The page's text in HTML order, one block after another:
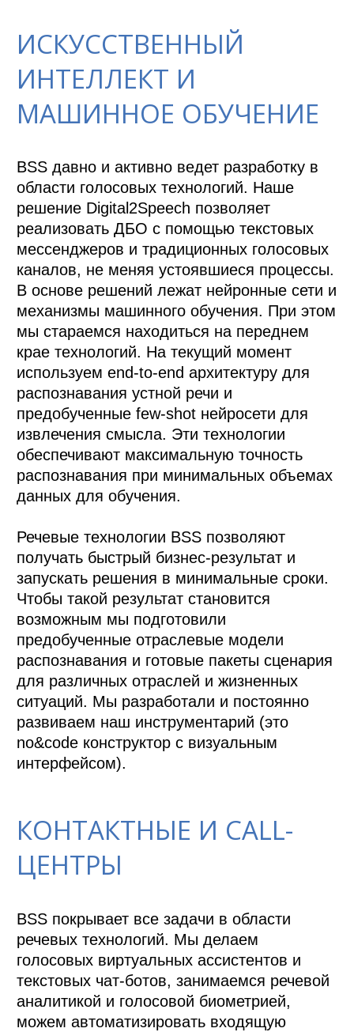
ИСКУССТВЕННЫЙ
ИНТЕЛЛЕКТ И
МАШИННОЕ ОБУЧЕНИЕ
BSS давно и активно ведет разработку в
области голосовых технологий. Наше
решение Digital2Speech позволяет
реализовать ДБО с помощью текстовых
мессенджеров и традиционных голосовых
каналов, не меняя устоявшиеся процессы.
В основе решений лежат нейронные сети и
механизмы машинного обучения. При этом
мы стараемся находиться на переднем
крае технологий. На текущий момент
используем end-to-end архитектуру для
распознавания устной речи и
предобученные few-shot нейросети для
извлечения смысла. Эти технологии
обеспечивают максимальную точность
распознавания при минимальных объемах
данных для обучения.
Речевые технологии BSS позволяют
получать быстрый бизнес-результат и
запускать решения в минимальные сроки.
Чтобы такой результат становится
возможным мы подготовили
предобученные отраслевые модели
распознавания и готовые пакеты сценария
для различных отраслей и жизненных
ситуаций. Мы разработали и постоянно
развиваем наш инструментарий (это
no&code конструктор с визуальным
интерфейсом).
КОНТАКТНЫЕ И CALL-
ЦЕНТРЫ
BSS покрывает все задачи в области
речевых технологий. Мы делаем
голосовых виртуальных ассистентов и
текстовых чат-ботов, занимаемся речевой
аналитикой и голосовой биометрией,
можем автоматизировать входящую